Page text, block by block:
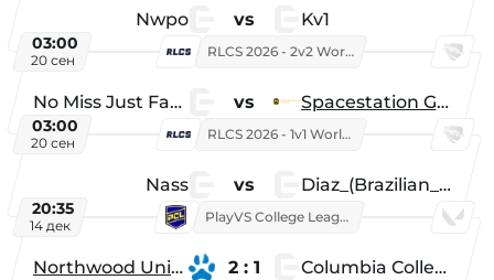
Nwpo vs Kv1
03:00
20 сен
RLCS 2026 - 2v2 World Championship
No Miss Just Fake vs Spacestation Gaming
03:00
20 сен
RLCS 2026 - 1v1 World Championship
Nass vs Diaz_(Brazilian_Player)
20:35
14 дек
PlayVS College League 2025: Fall
Northwood University 2 : 1 Columbia College